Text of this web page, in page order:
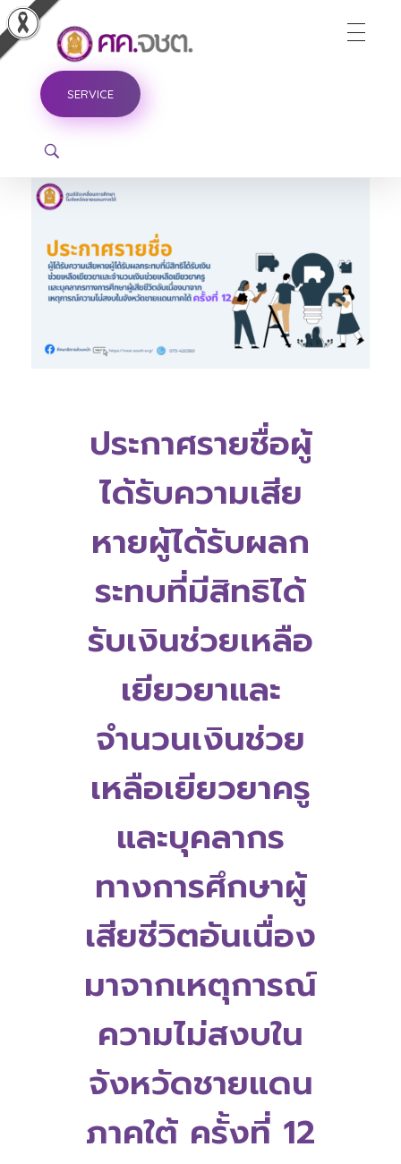
ศูนย์ขับเคลื่อนการศึกษาในจังหวัดชายแดนภาคใต้
SERVICE
ประกาศรายชื่อผู้
ได้รับความเสีย
หายผู้ได้รับผลก
ระทบที่มีสิทธิได้
รับเงินช่วยเหลือ
เยียวยาและ
จำนวนเงินช่วย
เหลือเยียวยาครู
และบุคลากร
ทางการศึกษาผู้
เสียชีวิตอันเนื่อง
มาจากเหตุการณ์
ความไม่สงบใน
จังหวัดชายแดน
ภาคใต้ ครั้งที่ 12